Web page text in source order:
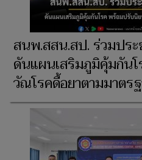
สนพ.สสน.สป. ร่วมปร
ดันแผนเสริมภูมิคุ้มกัน
วัณโรคดื้อยาตามมาตร